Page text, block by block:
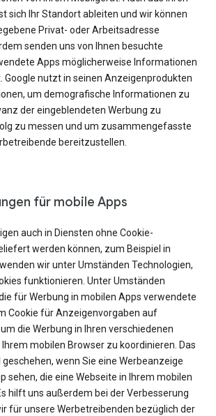
sich Ihr Standort ableiten und wir können
Privat- oder Arbeitsadresse
senden uns von Ihnen besuchte
Apps möglicherweise Informationen
Google nutzt in seinen Anzeigenprodukten
um demografische Informationen zu
der eingeblendeten Werbung zu
zu messen und um zusammengefasste
bereitzustellen.
für mobile Apps
auch in Diensten ohne Cookie-
werden können, zum Beispiel in
wir unter Umständen Technologien,
funktionieren. Unter Umständen
für Werbung in mobilen Apps verwendete
Cookie für Anzeigenvorgaben auf
die Werbung in Ihren verschiedenen
mobilen Browser zu koordinieren. Das
wenn Sie eine Werbeanzeige
sehen, die eine Webseite in Ihrem mobilen
hilft uns außerdem bei der Verbesserung
für unsere Werbetreibenden bezüglich der